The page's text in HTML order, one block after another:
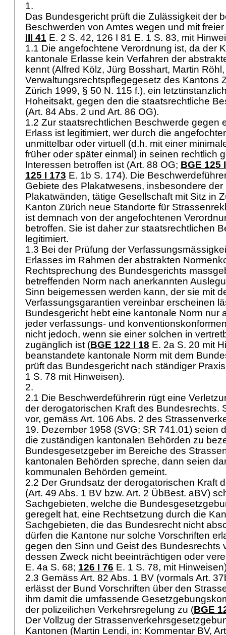
1.
Das Bundesgericht prüft die Zulässigkeit der
Beschwerden von Amtes wegen und mit
III 41 E. 2 S. 42, 126 I 81 E. 1 S. 83, mit
1.1 Die angefochtene Verordnung ist, da der
kantonale Erlasse kein Verfahren der
kennt (Alfred Kölz, Jürg Bosshart, Martin
Verwaltungsrechtspflegegesetz des Kantons
Zürich 1999, § 50 N. 115 f.), ein
Hoheitsakt, gegen den die staatsrechtliche
(Art. 84 Abs. 2 und Art. 86 OG).
1.2 Zur staatsrechtlichen Beschwerde gegen
Erlass ist legitimiert, wer durch die
unmittelbar oder virtuell (d.h. mit einer
früher oder später einmal) in seinen rechtlich
Interessen betroffen ist (Art. 88 OG; BGE 125
125 I 173 E. 1b S. 174). Die
Gebiete des Plakatwesens, insbesondere
Plakatwänden, tätige Gesellschaft mit Sitz in
Kanton Zürich neue Standorte für
ist demnach von der angefochtenen
betroffen. Sie ist daher zur staatsrechtlichen
legitimiert.
1.3 Bei der Prüfung der
Erlasses im Rahmen der abstrakten
Rechtsprechung des Bundesgerichts
betreffenden Norm nach anerkannten
Sinn beigemessen werden kann, der sie mit
Verfassungsgarantien vereinbar erscheinen
Bundesgericht hebt eine kantonale Norm nur
jeder verfassungs- und
nicht jedoch, wenn sie einer solchen in
zugänglich ist (BGE 122 I 18 E. 2a S. 20 mit
beanstandete kantonale Norm mit dem
prüft das Bundesgericht nach ständiger
1 S. 78 mit Hinweisen).
2.
2.1 Die Beschwerdeführerin rügt eine
der derogatorischen Kraft des Bundesrechts.
vor, gemäss Art. 106 Abs. 2 des
19. Dezember 1958 (SVG; SR 741.01) seien
die zuständigen kantonalen Behörden zu
Bundesgesetzgeber im Bereiche des
kantonalen Behörden spreche, dann seien
kommunalen Behörden gemeint.
2.2 Der Grundsatz der derogatorischen Kraft
(Art. 49 Abs. 1 BV bzw. Art. 2 ÜbBest. aBV)
Sachgebieten, welche die
geregelt hat, eine Rechtsetzung durch die
Sachgebieten, die das Bundesrecht nicht
dürfen die Kantone nur solche Vorschriften
gegen den Sinn und Geist des Bundesrechts
dessen Zweck nicht beeinträchtigen oder
E. 4a S. 68; 126 I 76 E. 1 S. 78, mit
2.3 Gemäss Art. 82 Abs. 1 BV (vormals Art.
erlässt der Bund Vorschriften über den
ihm damit die umfassende
der polizeilichen Verkehrsregelung zu (BGE
Der Vollzug der
Kantonen (Martin Lendi, in: Kommentar BV,